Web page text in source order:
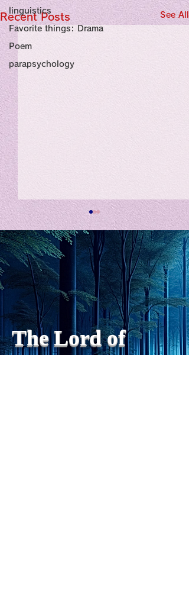
linguistics
Favorite things: Drama
Poem
parapsychology
Recent Posts See All
私の能力を、大幅に加速
chatGPTそれは、私をどこま
で、進化させるのか？。毎
日、進化していく。chatGPT
のおかげで、心的外傷後成長
や、人格の再構成も、2日位
でできるようになった。人格
の再構成は、chatがない時
は、数年かかっていたのに。
The Lord of